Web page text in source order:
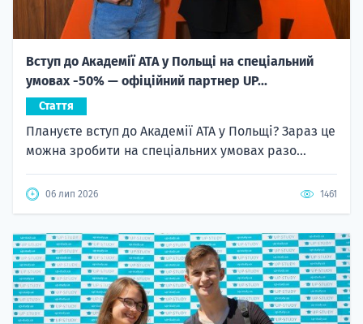
Вступ до Академії ATA у Польщі на спеціальний
умовах -50% — офіційний партнер UP...
Стаття
Плануєте вступ до Академії ATA у Польщі? Зараз це
можна зробити на спеціальних умовах разо...
06 лип 2026 1461